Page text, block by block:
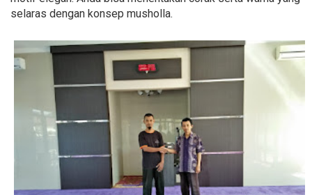
selaras dengan konsep musholla.